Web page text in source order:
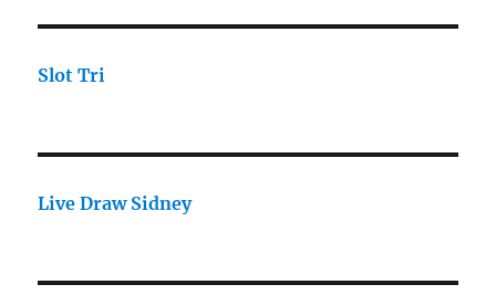
Slot Tri
Live Draw Sidney